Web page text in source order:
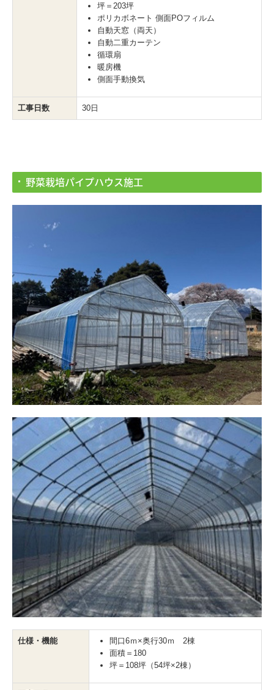
坪＝203坪
ポリカボネート 側面POフィルム
自動天窓（両天）
自動二重カーテン
循環扇
暖房機
側面手動換気
工事日数 30日
野菜栽培パイプハウス施工
仕様・機能
間口6ｍ×奥行30ｍ 2棟
面積＝180
坪＝108坪（54坪×2棟）